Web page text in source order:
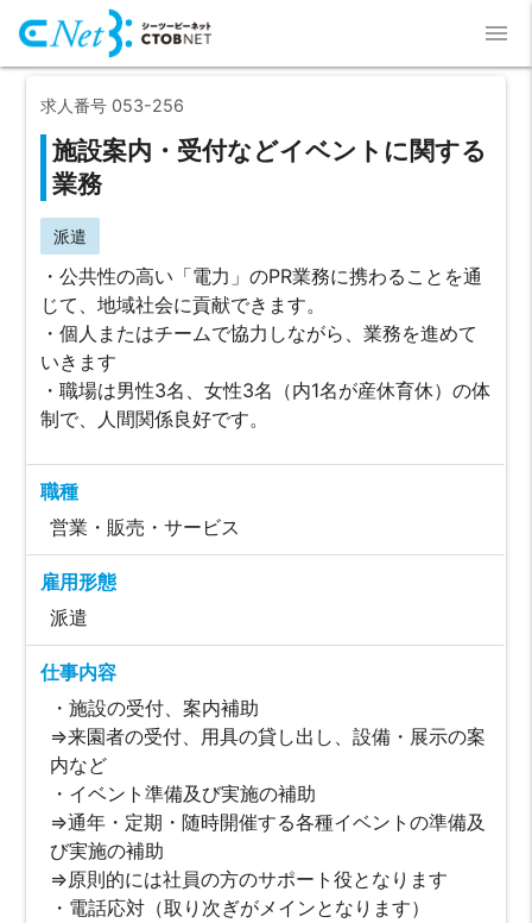
menu
求人番号 053-256
施設案内・受付などイベントに関する
業務
派遣
・公共性の高い「電力」のPR業務に携わることを通
じて、地域社会に貢献できます。
・個人またはチームで協力しながら、業務を進めて
いきます
・職場は男性3名、女性3名（内1名が産休育休）の体
制で、人間関係良好です。
職種
営業・販売・サービス
雇用形態
派遣
仕事内容
・施設の受付、案内補助
⇒来園者の受付、用具の貸し出し、設備・展示の案
内など
・イベント準備及び実施の補助
⇒通年・定期・随時開催する各種イベントの準備及
び実施の補助
⇒原則的には社員の方のサポート役となります
・電話応対（取り次ぎがメインとなります）